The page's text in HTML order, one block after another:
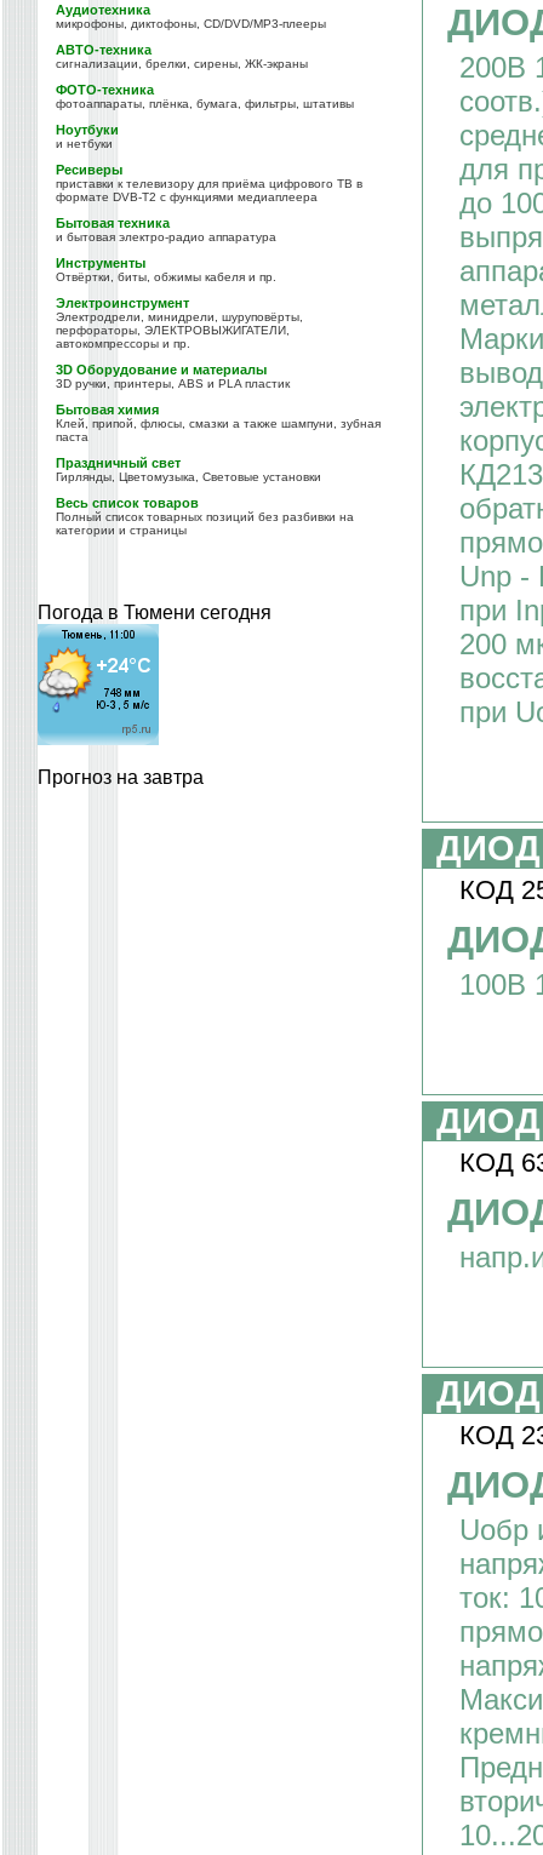
Аудиотехника
микрофоны, диктофоны, CD/DVD/MP3-плееры
АВТО-техника
сигнализации, брелки, сирены, ЖК-экраны
ФОТО-техника
фотоаппараты, плёнка, бумага, фильтры, штативы
Ноутбуки
и нетбуки
Ресиверы
приставки к телевизору для приёма цифрового ТВ в
формате DVB-T2 с функциями медиаплеера
Бытовая техника
и бытовая электро-радио аппаратура
Инструменты
Отвёртки, биты, обжимы кабеля и пр.
Электроинструмент
Электродрели, минидрели, шуруповёрты,
перфораторы, ЭЛЕКТРОВЫЖИГАТЕЛИ,
автокомпрессоры и пр.
3D Оборудование и материалы
3D ручки, принтеры, ABS и PLA пластик
Бытовая химия
Клей, припой, флюсы, смазки а также шампуни, зубная
паста
Праздничный свет
Гирлянды, Цветомузыка, Световые установки
Весь список товаров
Полный список товарных позиций без разбивки на
категории и страницы
Погода в Тюмени сегодня
Прогноз на завтра
200В
для
до
Unp -
при
200
при
ДИОД
КОД
100В
ДИОД
КОД
ДИОД
КОД
Uoбp
ток: